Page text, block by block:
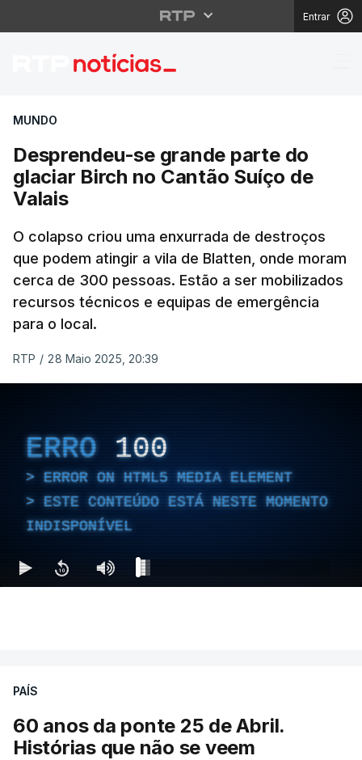
Entrar
Desprendeu-se
MUNDO
Desprendeu-se grande parte do
glaciar Birch no Cantão Suíço de
Valais
O colapso criou uma enxurrada de destroços
que podem atingir a vila de Blatten, onde moram
cerca de 300 pessoas. Estão a ser mobilizados
recursos técnicos e equipas de emergência
para o local.
RTP / 28 Maio 2025, 20:39
ERRO 100
ERROR ON HTML5 MEDIA ELEMENT
ESTE CONTEÚDO ESTÁ NESTE MOMENTO
INDISPONÍVEL
PAÍS
60 anos da ponte 25 de Abril.
Histórias que não se veem